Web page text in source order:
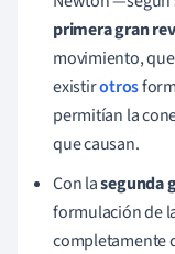
primera gran
movimiento,
existirotros
permitían la
que causan.
Con lasegunda
formulación de
completamente